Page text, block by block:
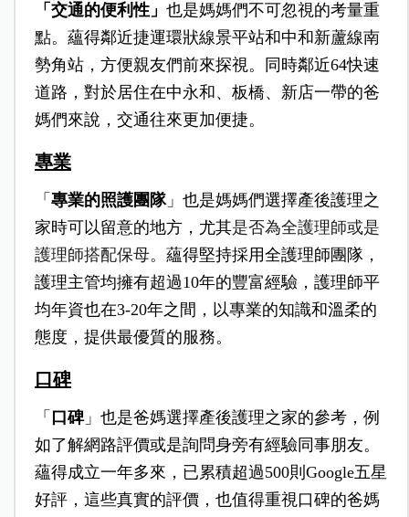
「交通的便利性」 也是媽媽們不可忽視的考量重
點。蘊得鄰近捷運環狀線景平站和中和新蘆線南
勢角站，方便親友們前來探視。同時鄰近64快速
道路，對於居住在中永和、板橋、新店一帶的爸
媽們來說，交通往來更加便捷。
專業
「 專業的照護團隊」也是媽媽們選擇產後護理之
家時可以留意的地方，尤其是否為全護理師或是
護理師搭配保母。 蘊得堅持採用全護理師團隊，
護理主管均擁有超過10年的豐富經驗，護理師平
均年資也在3-20年之間，以專業的知識和溫柔的
態度，提供最優質的服務。
口碑
「 口碑」也是爸媽選擇產後護理之家的參考，例
如了解網路評價或是詢問身旁有經驗同事朋友。
蘊得成立一年多來，已累積超過500則Google五星
好評，這些真實的評價，也值得重視口碑的爸媽